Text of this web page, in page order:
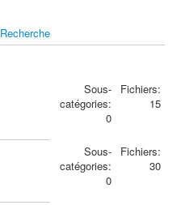
Recherche
Sous-
catégories:
0
Fichiers:
15
Sous-
catégories:
0
Fichiers:
30